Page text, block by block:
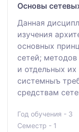
Основы
Данная
изучения
основных
сетей;
и отдельных
системныъ
средствам
Год обучения - 3
Семестр - 1